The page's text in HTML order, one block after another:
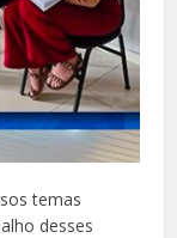
temas
desses